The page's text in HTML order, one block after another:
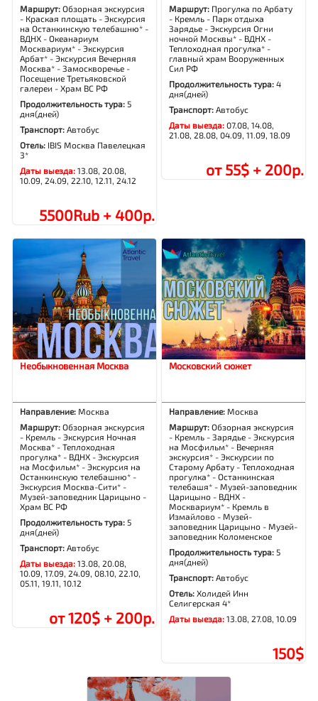
Маршрут:Обзорная экскурсия
- Краская площать - Экскурсия
на Останкинскую телебашню* -
ВДНХ - Океанариум
Москвариум* - Экскурсия
Арбат* - Экскурсия Вечерняя
Москва* - Замоскворечье -
Посещение Третьяковской
галереи - Храм ВС РФ
Продолжительность тура: 5
дня(дней)
Транспорт:Автобус
Отель: IBIS Москва Павелецкая
3*
Даты выезда:13.08, 20.08,
10.09, 24.09, 22.10, 12.11, 24.12
5500Rub + 400р.
Маршрут: Прогулка по Арбату
- Кремль - Парк отдыха
Зарядье - Экскурсия Огни
ночной Москвы* - ВДНХ -
Теплоходная прогулка* -
главный храм Вооруженных
Сил РФ
Продолжительность тура:4
дня(дней)
Транспорт:Автобус
Даты выезда:07.08, 14.08,
21.08, 28.08, 04.09, 11.09, 18.09
от 55$ + 200р.
Необыкновенная Москва
Направление: Москва
Маршрут:Обзорная экскурсия
- Кремль - Экскурсия Ночная
Москва* - Теплоходная
прогулка* - ВДНХ - Экскурсия
на Мосфильм* - Экскурсия на
Останкинскую телебашню* -
Экскурсия Москва-Сити* -
Музей-заповедник Царицыно -
Храм ВС РФ
Продолжительность тура: 5
дня(дней)
Транспорт:Автобус
Даты выезда:13.08, 20.08,
10.09, 17.09, 24.09, 08.10, 22.10,
05.11, 19.11, 10.12
от 120$ + 200р.
Московский сюжет
Направление: Москва
Маршрут:Обзорная экскурсия
- Кремль - Зарядье - Экскурсия
на Мосфильм* - Вечерняя
экскурсия* - Экскурсии по
Старому Арбату - Теплоходная
прогулка* - Останкинская
телебашя* - Музей-заповедник
Царицыно - ВДНХ -
Москвариум* - Кремль в
Измайлово - Музей-
заповедник Царицыно - Музей-
заповедник Коломенское
Продолжительность тура: 5
дня(дней)
Транспорт:Автобус
Отель:Холидей Инн
Селигерская 4*
Даты выезда:13.08, 27.08, 10.09
150$